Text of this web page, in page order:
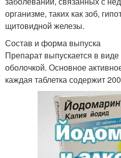
организме, таких как зоб,
щитовидной железы.
Состав и форма выпуска
Препарат выпускается в
оболочкой. Основное
каждая таблетка содержит